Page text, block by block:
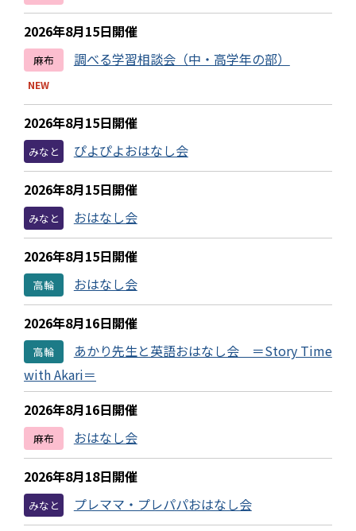
2026年8月15日開催
麻布 調べる学習相談会（中・高学年の部）
NEW
2026年8月15日開催
みなと ぴよぴよおはなし会
2026年8月15日開催
みなと おはなし会
2026年8月15日開催
高輪 おはなし会
2026年8月16日開催
高輪
あかり先生と英語おはなし会 ＝Story Time
with Akari＝
2026年8月16日開催
麻布 おはなし会
2026年8月18日開催
みなと プレママ・プレパパおはなし会